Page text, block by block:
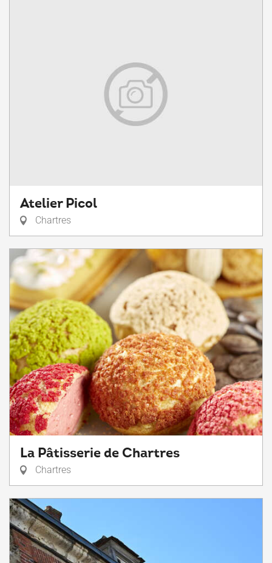
Atelier Picol
Chartres
La Pâtisserie de Chartres
Chartres